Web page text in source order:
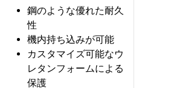
鋼のような優れた耐久
性
機内持ち込みが可能
カスタマイズ可能なウ
レタンフォームによる
保護